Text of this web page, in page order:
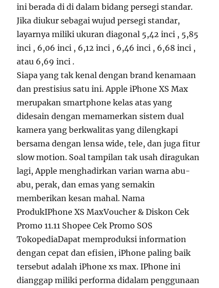
ini berada di di dalam bidang persegi standar.
Jika diukur sebagai wujud persegi standar,
layarnya miliki ukuran diagonal 5,42 inci , 5,85
inci , 6,06 inci , 6,12 inci , 6,46 inci , 6,68 inci ,
atau 6,69 inci .
Siapa yang tak kenal dengan brand kenamaan
dan prestisius satu ini. Apple iPhone XS Max
merupakan smartphone kelas atas yang
didesain dengan memamerkan sistem dual
kamera yang berkwalitas yang dilengkapi
bersama dengan lensa wide, tele, dan juga fitur
slow motion. Soal tampilan tak usah diragukan
lagi, Apple menghadirkan varian warna abu-
abu, perak, dan emas yang semakin
memberikan kesan mahal. Nama
ProdukIPhone XS MaxVoucher & Diskon Cek
Promo 11.11 Shopee Cek Promo SOS
TokopediaDapat memproduksi information
dengan cepat dan efisien, iPhone paling baik
tersebut adalah iPhone xs max. IPhone ini
dianggap miliki performa didalam penggunaan